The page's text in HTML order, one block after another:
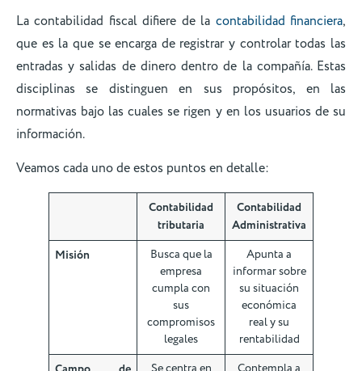
La contabilidad fiscal difiere de la contabilidad financiera,
que es la que se encarga de registrar y controlar todas las
entradas y salidas de dinero dentro de la compañía. Estas
disciplinas se distinguen en sus propósitos, en las
normativas bajo las cuales se rigen y en los usuarios de su
información.
Veamos cada uno de estos puntos en detalle:
Contabilidad
tributaria
Contabilidad
Administrativa
Misión
Busca que la
empresa
cumpla con
sus
compromisos
legales
Apunta a
informar sobre
su situación
económica
real y su
rentabilidad